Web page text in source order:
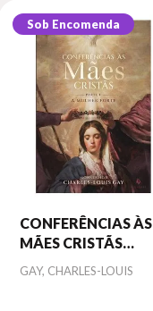
Sob Encomenda
CONFERÊNCIAS ÀS
MÃES CRISTÃS
(PARTE I: A MULHER
FORTE)
Autor
GAY, CHARLES-LOUIS